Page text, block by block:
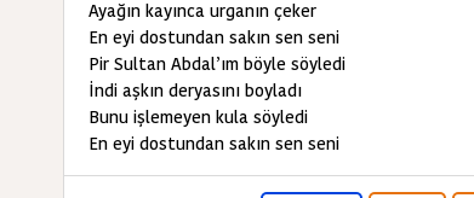
Ayağın kayınca urganın çeker
En eyi dostundan sakın sen seni
Pir Sultan Abdal’ım böyle söyledi
İndi aşkın deryasını boyladı
Bunu işlemeyen kula söyledi
En eyi dostundan sakın sen seni